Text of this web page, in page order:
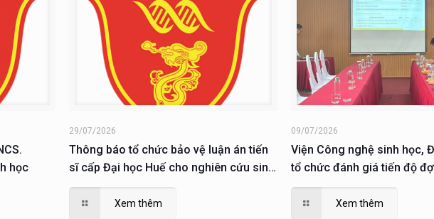
học
29/07/2026
Thông báo tổ chức bảo vệ luận án tiến
sĩ cấp Đại học Huế cho nghiên cứu sinh
Nguyễn Xuân Hiếu
Xem thêm
09/07/2026
Viện Công nghệ sinh học,
tổ chức đánh giá tiến độ
2026 cho nghiên cứu sinh
Xem thêm